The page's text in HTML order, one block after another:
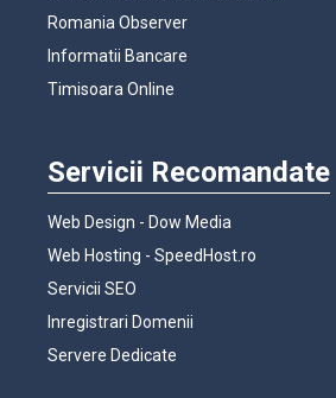
Romania Observer
Informatii Bancare
Timisoara Online
Servicii Recomandate
Web Design - Dow Media
Web Hosting - SpeedHost.ro
Servicii SEO
Inregistrari Domenii
Servere Dedicate